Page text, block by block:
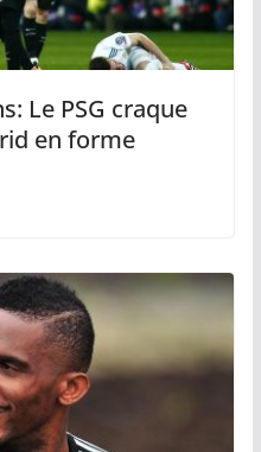
Le PSG craque
en forme